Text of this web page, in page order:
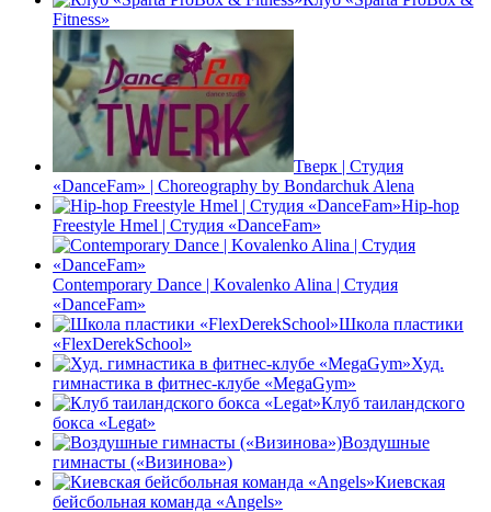
Fitness»
Тверк | Студия
«DanceFam» | Choreography by Bondarchuk Alena
Hip-hop
Freestyle Hmel | Студия «DanceFam»
Contemporary Dance | Kovalenko Alina | Студия
«DanceFam»
Школа пластики
«FlexDerekSchool»
Худ.
гимнастика в фитнес-клубе «MegaGym»
Клуб таиландского
бокса «Legat»
Воздушные
гимнасты («Визинова»)
Киевская
бейсбольная команда «Angels»